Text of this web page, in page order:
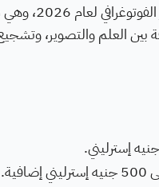
عن مسابقة
بين العلم والتصوير،